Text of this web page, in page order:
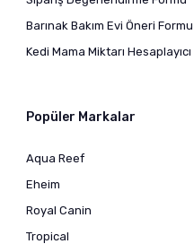
Barınak Bakım Evi Öneri Formu
Kedi Mama Miktarı Hesaplayıcı
Popüler Markalar
Aqua Reef
Eheim
Royal Canin
Tropical